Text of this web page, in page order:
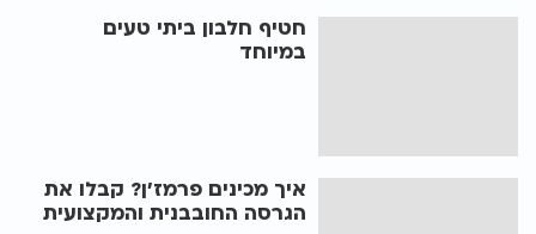
חטיף חלבון ביתי טעים
במיוחד
איך מכינים פרמז'ן? קבלו את
הגרסה החובבנית והמקצועית